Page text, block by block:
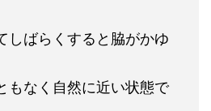
しばらくすると脇がかゆ
もなく自然に近い状態で